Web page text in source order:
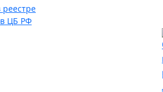
ЦБ РФ